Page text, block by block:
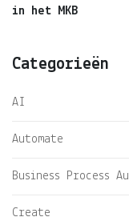
in het MKB
Categorieën
AI
Automate
Business Process
Create